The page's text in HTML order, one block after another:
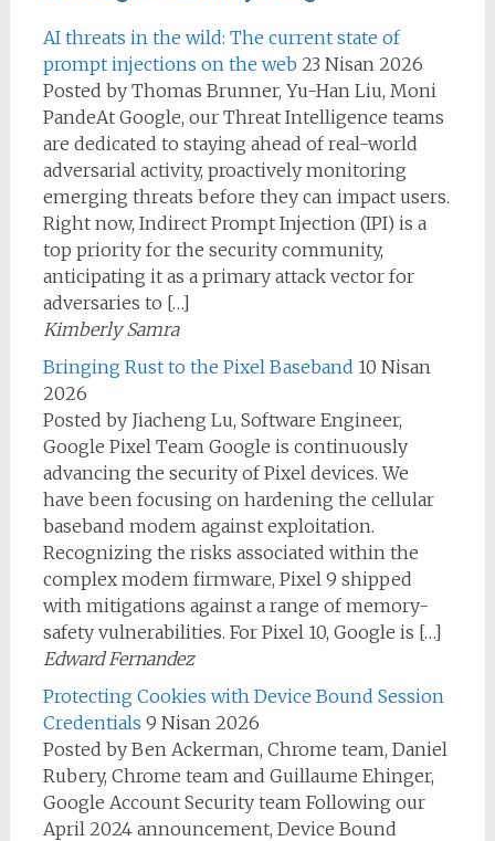
AI threats in the wild: The current state of
prompt injections on the web 23 Nisan 2026
Posted by Thomas Brunner, Yu-Han Liu, Moni
PandeAt Google, our Threat Intelligence teams
are dedicated to staying ahead of real-world
adversarial activity, proactively monitoring
emerging threats before they can impact users.
Right now, Indirect Prompt Injection (IPI) is a
top priority for the security community,
anticipating it as a primary attack vector for
adversaries to […]
Kimberly Samra
Bringing Rust to the Pixel Baseband 10 Nisan
2026
Posted by Jiacheng Lu, Software Engineer,
Google Pixel Team Google is continuously
advancing the security of Pixel devices. We
have been focusing on hardening the cellular
baseband modem against exploitation.
Recognizing the risks associated within the
complex modem firmware, Pixel 9 shipped
with mitigations against a range of memory-
safety vulnerabilities. For Pixel 10, Google is […]
Edward Fernandez
Protecting Cookies with Device Bound Session
Credentials 9 Nisan 2026
Posted by Ben Ackerman, Chrome team, Daniel
Rubery, Chrome team and Guillaume Ehinger,
Google Account Security team Following our
April 2024 announcement, Device Bound